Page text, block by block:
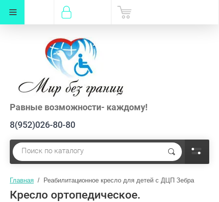
Равные возможности- каждому!
8(952)026-80-80
Главная
  /  Реабилитационное кресло для детей с ДЦП Зебра
Кресло ортопедическое.